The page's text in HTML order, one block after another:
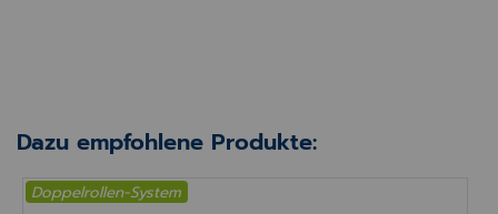
Dazu empfohlene Produkte:
Doppelrollen-System